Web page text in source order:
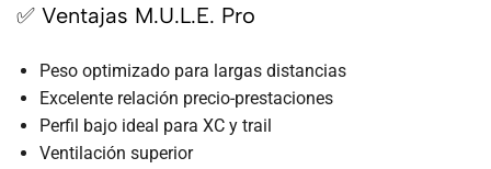
✅ Ventajas M.U.L.E. Pro
Peso optimizado para largas distancias
Excelente relación precio-prestaciones
Perfil bajo ideal para XC y trail
Ventilación superior